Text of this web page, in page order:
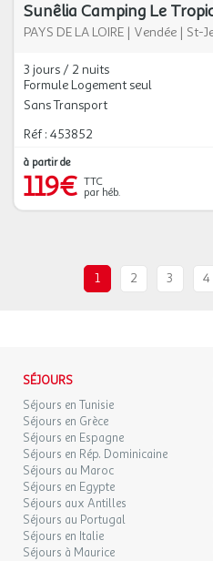
Sunêlia Camping Le
PAYS DE LA LOIRE | Vendée | St-
3 jours / 2 nuits
Formule Logement seul
Sans Transport
Réf : 453852
à partir de
119€ TTC
par héb.
1 2 3 4
SÉJOURS
Séjours en Tunisie
Séjours en Grèce
Séjours en Espagne
Séjours en Rép. Dominicaine
Séjours au Maroc
Séjours en Egypte
Séjours aux Antilles
Séjours au Portugal
Séjours en Italie
Séjours à Maurice